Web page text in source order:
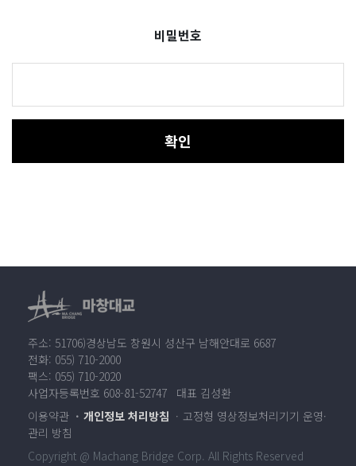
비밀번호
확인
주소: 51706)경상남도 창원시 성산구 남해안대로 6687
전화: 055) 710-2000
팩스: 055) 710-2020
사업자등록번호 608-81-52747 대표 김성환
이용약관
개인정보 처리방침
고정형 영상정보처리기기 운영·
관리 방침
Copyright @ Machang Bridge Corp. All Rights Reserved